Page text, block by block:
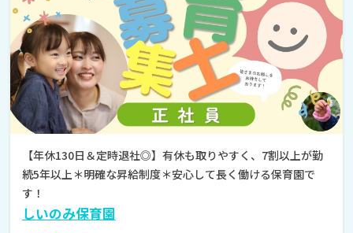
【年休130日＆定時退社◎】有休も取りやすく、7割以上が勤
続5年以上＊明確な昇給制度＊安心して長く働ける保育園で
す！
しいのみ保育園